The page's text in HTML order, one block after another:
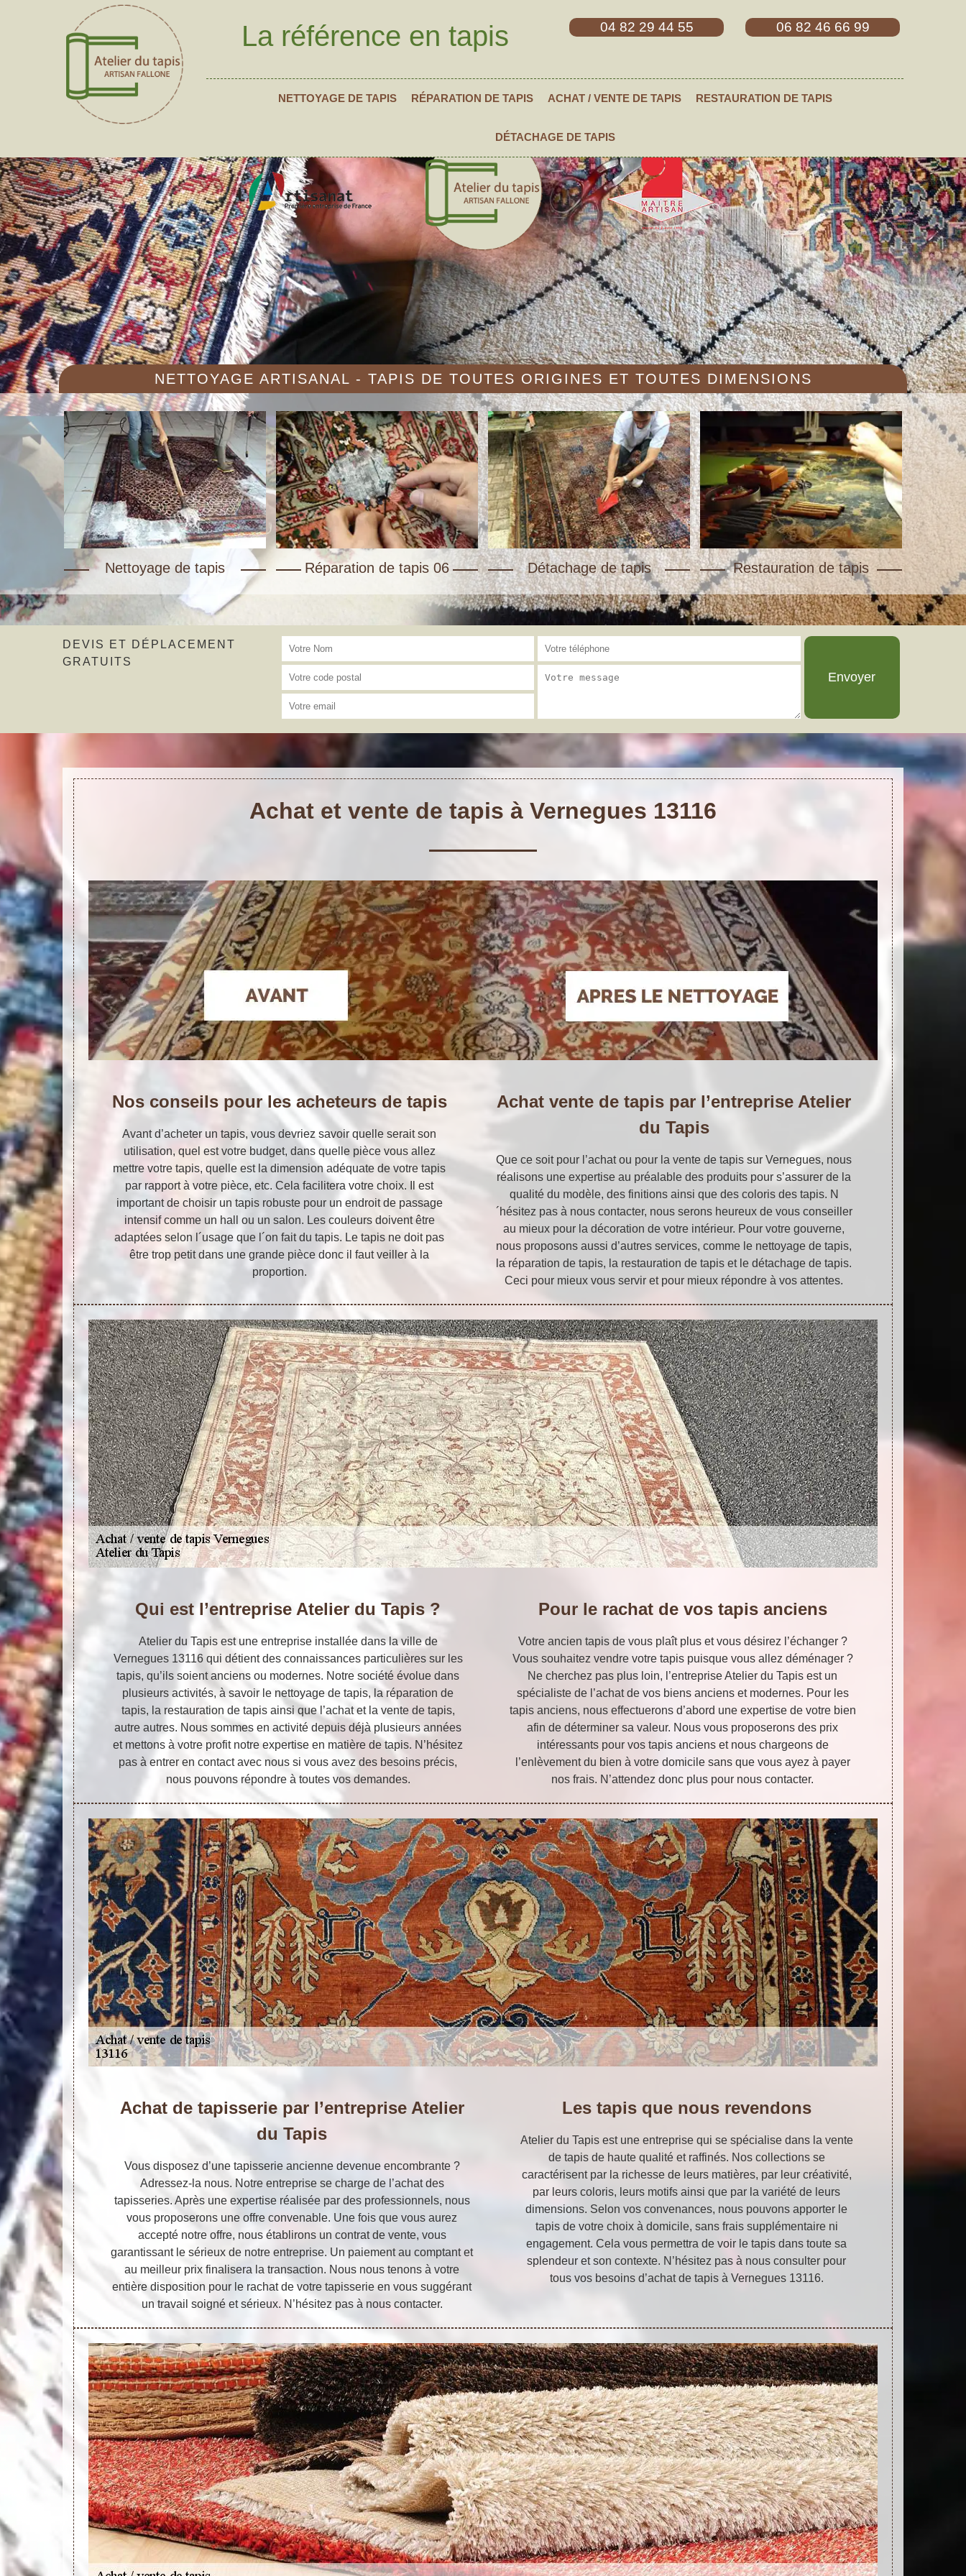
La référence en tapis 04 82 29 44 55 06 82 46 66 99
NETTOYAGE DE TAPIS RÉPARATION DE TAPIS ACHAT / VENTE DE TAPIS RESTAURATION DE TAPIS
DÉTACHAGE DE TAPIS
NETTOYAGE ARTISANAL - TAPIS DE TOUTES ORIGINES ET TOUTES DIMENSIONS
Nettoyage de tapis Réparation de tapis 06 Détachage de tapis Restauration de tapis
DEVIS ET DÉPLACEMENT
GRATUITS
Achat et vente de tapis à Vernegues 13116
Nos conseils pour les acheteurs de tapis
Avant d’acheter un tapis, vous devriez savoir quelle serait son
utilisation, quel est votre budget, dans quelle pièce vous allez
mettre votre tapis, quelle est la dimension adéquate de votre tapis
par rapport à votre pièce, etc. Cela facilitera votre choix. Il est
important de choisir un tapis robuste pour un endroit de passage
intensif comme un hall ou un salon. Les couleurs doivent être
adaptées selon l´usage que l´on fait du tapis. Le tapis ne doit pas
être trop petit dans une grande pièce donc il faut veiller à la
proportion.
Achat vente de tapis par l’entreprise Atelier
du Tapis
Que ce soit pour l’achat ou pour la vente de tapis sur Vernegues, nous
réalisons une expertise au préalable des produits pour s’assurer de la
qualité du modèle, des finitions ainsi que des coloris des tapis. N
´hésitez pas à nous contacter, nous serons heureux de vous conseiller
au mieux pour la décoration de votre intérieur. Pour votre gouverne,
nous proposons aussi d’autres services, comme le nettoyage de tapis,
la réparation de tapis, la restauration de tapis et le détachage de tapis.
Ceci pour mieux vous servir et pour mieux répondre à vos attentes.
Qui est l’entreprise Atelier du Tapis ?
Atelier du Tapis est une entreprise installée dans la ville de
Vernegues 13116 qui détient des connaissances particulières sur les
tapis, qu’ils soient anciens ou modernes. Notre société évolue dans
plusieurs activités, à savoir le nettoyage de tapis, la réparation de
tapis, la restauration de tapis ainsi que l’achat et la vente de tapis,
autre autres. Nous sommes en activité depuis déjà plusieurs années
et mettons à votre profit notre expertise en matière de tapis. N’hésitez
pas à entrer en contact avec nous si vous avez des besoins précis,
nous pouvons répondre à toutes vos demandes.
Pour le rachat de vos tapis anciens
Votre ancien tapis de vous plaît plus et vous désirez l’échanger ?
Vous souhaitez vendre votre tapis puisque vous allez déménager ?
Ne cherchez pas plus loin, l’entreprise Atelier du Tapis est un
spécialiste de l’achat de vos biens anciens et modernes. Pour les
tapis anciens, nous effectuerons d’abord une expertise de votre bien
afin de déterminer sa valeur. Nous vous proposerons des prix
intéressants pour vos tapis anciens et nous chargeons de
l’enlèvement du bien à votre domicile sans que vous ayez à payer
nos frais. N’attendez donc plus pour nous contacter.
Achat de tapisserie par l’entreprise Atelier
du Tapis
Vous disposez d’une tapisserie ancienne devenue encombrante ?
Adressez-la nous. Notre entreprise se charge de l’achat des
tapisseries. Après une expertise réalisée par des professionnels, nous
vous proposerons une offre convenable. Une fois que vous aurez
accepté notre offre, nous établirons un contrat de vente, vous
garantissant le sérieux de notre entreprise. Un paiement au comptant et
au meilleur prix finalisera la transaction. Nous nous tenons à votre
entière disposition pour le rachat de votre tapisserie en vous suggérant
un travail soigné et sérieux. N’hésitez pas à nous contacter.
Les tapis que nous revendons
Atelier du Tapis est une entreprise qui se spécialise dans la vente
de tapis de haute qualité et raffinés. Nos collections se
caractérisent par la richesse de leurs matières, par leur créativité,
par leurs coloris, leurs motifs ainsi que par la variété de leurs
dimensions. Selon vos convenances, nous pouvons apporter le
tapis de votre choix à domicile, sans frais supplémentaire ni
engagement. Cela vous permettra de voir le tapis dans toute sa
splendeur et son contexte. N’hésitez pas à nous consulter pour
tous vos besoins d’achat de tapis à Vernegues 13116.